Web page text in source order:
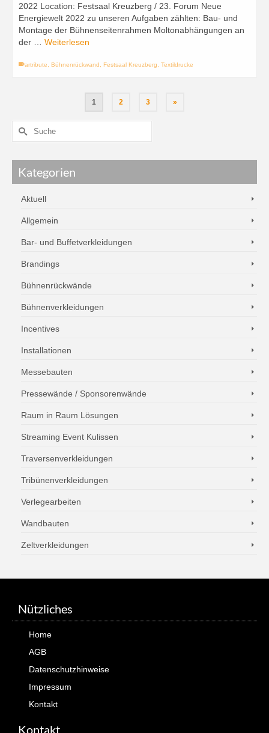
2022 Location: Festsaal Kreuzberg / 23. Forum Neue
Energiewelt 2022 zu unseren Aufgaben zählten: Bau- und
Montage der Bühnenseitenrahmen Moltonabhängungen an
der … Weiterlesen
artribute Bühnenrückwand Festsaal Kreuzberg Textildrucke
1 2 3 »
Kategorien
Aktuell
Allgemein
Bar- und Buffetverkleidungen
Brandings
Bühnenrückwände
Bühnenverkleidungen
Incentives
Installationen
Messebauten
Pressewände / Sponsorenwände
Raum in Raum Lösungen
Streaming Event Kulissen
Traversenverkleidungen
Tribünenverkleidungen
Verlegearbeiten
Wandbauten
Zeltverkleidungen
Nützliches
Home
AGB
Datenschutzhinweise
Impressum
Kontakt
Kontakt